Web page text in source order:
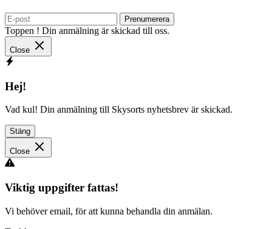
Prenumerera
Toppen ! Din anmälning är skickad till oss.
Close
Hej!
Vad kul! Din anmälning till Skysorts nyhetsbrev är skickad.
Stäng
Close
Viktig uppgifter fattas!
Vi behöver email, för att kunna behandla din anmälan.